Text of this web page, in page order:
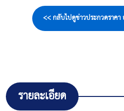
<< กลับไปดูข่าวประกวดราค
รายละเอียด